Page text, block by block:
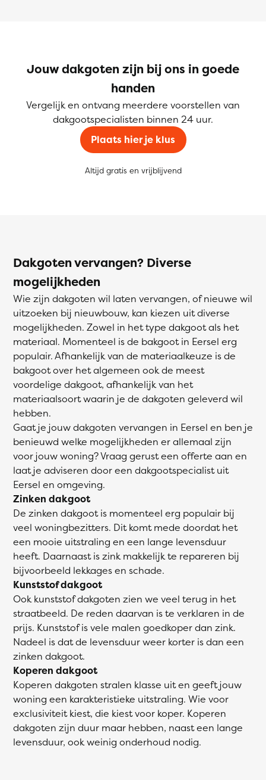
Jouw dakgoten zijn bij ons in goede
handen
Vergelijk en ontvang meerdere voorstellen van
dakgootspecialisten binnen 24 uur.
Plaats hier je klus
Altijd gratis en vrijblijvend
Dakgoten vervangen? Diverse
mogelijkheden
Wie zijn dakgoten wil laten vervangen, of nieuwe wil
uitzoeken bij nieuwbouw, kan kiezen uit diverse
mogelijkheden. Zowel in het type dakgoot als het
materiaal. Momenteel is de bakgoot in Eersel erg
populair. Afhankelijk van de materiaalkeuze is de
bakgoot over het algemeen ook de meest
voordelige dakgoot, afhankelijk van het
materiaalsoort waarin je de dakgoten geleverd wil
hebben.
Gaat je jouw dakgoten vervangen in Eersel en ben je
benieuwd welke mogelijkheden er allemaal zijn
voor jouw woning? Vraag gerust een offerte aan en
laat je adviseren door een dakgootspecialist uit
Eersel en omgeving.
Zinken dakgoot
De zinken dakgoot is momenteel erg populair bij
veel woningbezitters. Dit komt mede doordat het
een mooie uitstraling en een lange levensduur
heeft. Daarnaast is zink makkelijk te repareren bij
bijvoorbeeld lekkages en schade.
Kunststof dakgoot
Ook kunststof dakgoten zien we veel terug in het
straatbeeld. De reden daarvan is te verklaren in de
prijs. Kunststof is vele malen goedkoper dan zink.
Nadeel is dat de levensduur weer korter is dan een
zinken dakgoot.
Koperen dakgoot
Koperen dakgoten stralen klasse uit en geeft jouw
woning een karakteristieke uitstraling. Wie voor
exclusiviteit kiest, die kiest voor koper. Koperen
dakgoten zijn duur maar hebben, naast een lange
levensduur, ook weinig onderhoud nodig.